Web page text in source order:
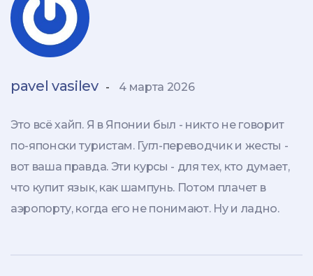
pavel vasilev - 4 марта 2026
Это всё хайп. Я в Японии был - никто не говорит
по-японски туристам. Гугл-переводчик и жесты -
вот ваша правда. Эти курсы - для тех, кто думает,
что купит язык, как шампунь. Потом плачет в
аэропорту, когда его не понимают. Ну и ладно.